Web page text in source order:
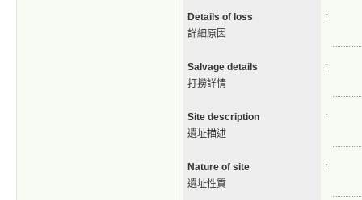
Details of loss
詳細原因
:
Salvage details
打撈詳情
:
Site description
遺址描述
:
Nature of site
遺址性質
: